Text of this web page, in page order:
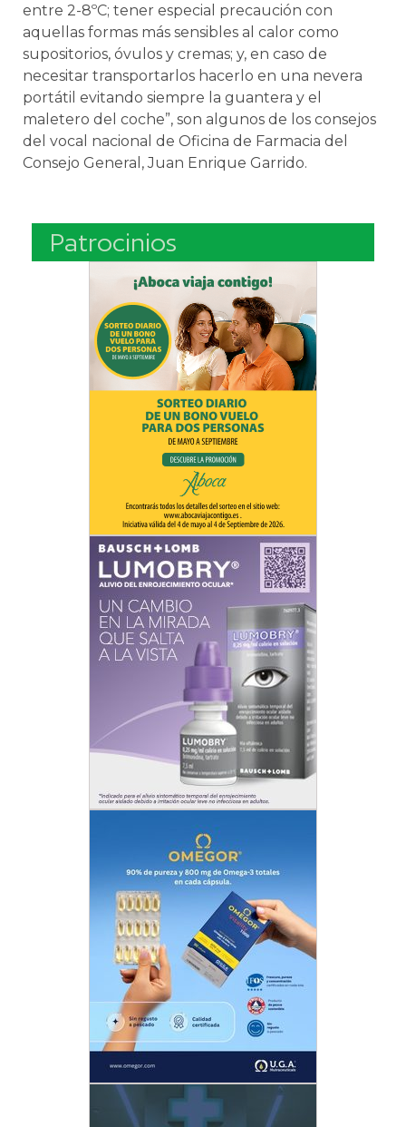
entre 2-8ºC; tener especial precaución con
aquellas formas más sensibles al calor como
supositorios, óvulos y cremas; y, en caso de
necesitar transportarlos hacerlo en una nevera
portátil evitando siempre la guantera y el
maletero del coche”, son algunos de los consejos
del vocal nacional de Oficina de Farmacia del
Consejo General, Juan Enrique Garrido.
Patrocinios